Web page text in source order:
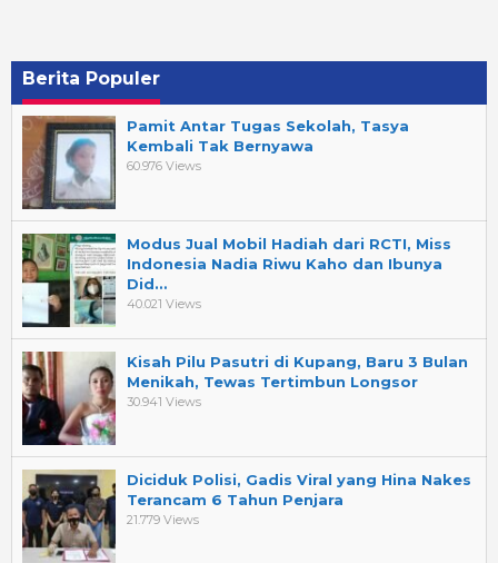
Berita Populer
Pamit Antar Tugas Sekolah, Tasya
Kembali Tak Bernyawa
60.976 Views
Modus Jual Mobil Hadiah dari RCTI, Miss
Indonesia Nadia Riwu Kaho dan Ibunya
Did…
40.021 Views
Kisah Pilu Pasutri di Kupang, Baru 3 Bulan
Menikah, Tewas Tertimbun Longsor
30.941 Views
Diciduk Polisi, Gadis Viral yang Hina Nakes
Terancam 6 Tahun Penjara
21.779 Views